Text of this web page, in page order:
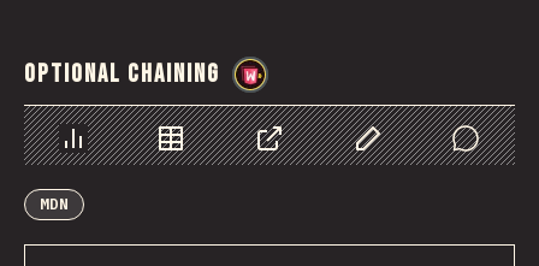
Optional Chaining
Grafico Dati CondividerePersonalizza i dati
Comments
MDN